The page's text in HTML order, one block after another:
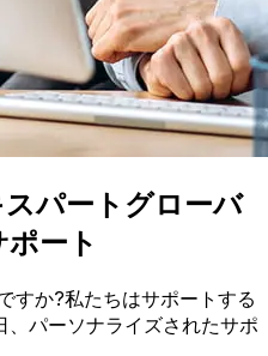
パートグローバ
ート
すか?私たちはサポートする
パーソナライズされたサポ